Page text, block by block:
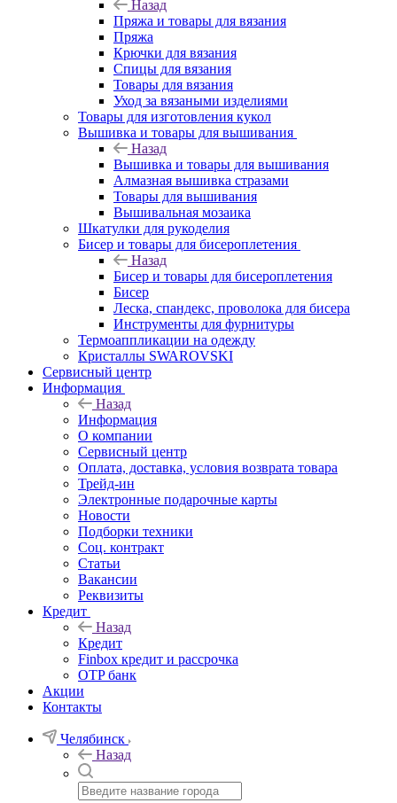
Назад
Пряжа и товары для вязания
Пряжа
Крючки для вязания
Спицы для вязания
Товары для вязания
Уход за вязаными изделиями
Товары для изготовления кукол
Вышивка и товары для вышивания
Назад
Вышивка и товары для вышивания
Алмазная вышивка стразами
Товары для вышивания
Вышивальная мозаика
Шкатулки для рукоделия
Бисер и товары для бисероплетения
Назад
Бисер и товары для бисероплетения
Бисер
Леска, спандекс, проволока для бисера
Инструменты для фурнитуры
Термоаппликации на одежду
Кристаллы SWAROVSKI
Сервисный центр
Информация
Назад
Информация
О компании
Сервисный центр
Оплата, доставка, условия возврата товара
Трейд-ин
Электронные подарочные карты
Новости
Подборки техники
Соц. контракт
Статьи
Вакансии
Реквизиты
Кредит
Назад
Кредит
Finbox кредит и рассрочка
OTP банк
Акции
Контакты
Челябинск
Назад